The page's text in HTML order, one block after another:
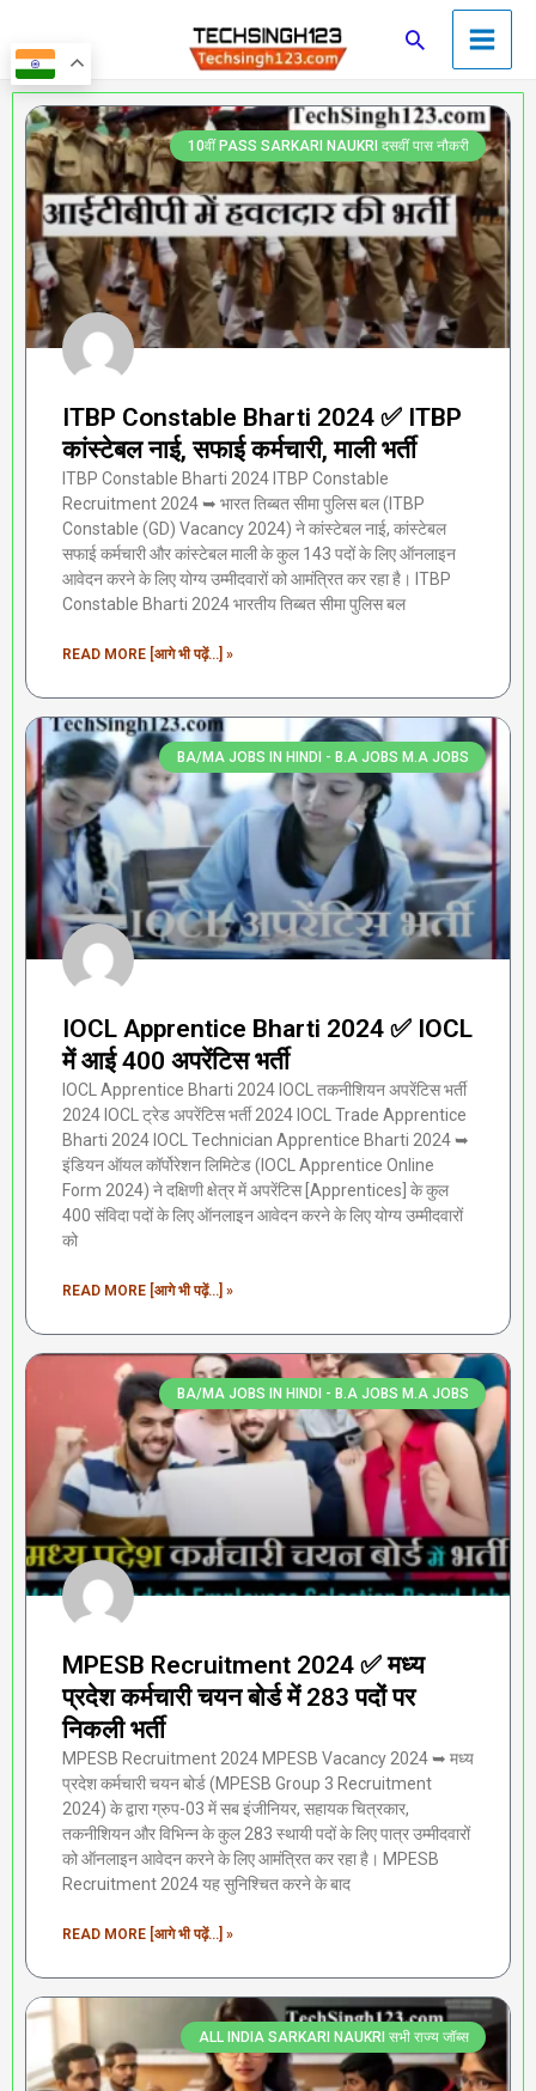
to
content
SearchMain
Menu
10वीं PASS SARKARI NAUKRI दसवीं पास नौकरी
ITBP Constable Bharti 2024 ✅ ITBP
कांस्टेबल नाई, सफाई कर्मचारी, माली भर्ती
ITBP Constable Bharti 2024 ITBP Constable
Recruitment 2024 ➥ भारत तिब्बत सीमा पुलिस बल (ITBP
Constable (GD) Vacancy 2024) ने कांस्टेबल नाई, कांस्टेबल
सफाई कर्मचारी और कांस्टेबल माली के कुल 143 पदों के लिए ऑनलाइन
आवेदन करने के लिए योग्य उम्मीदवारों को आमंत्रित कर रहा है। ITBP
Constable Bharti 2024 भारतीय तिब्बत सीमा पुलिस बल
READ MORE [आगे भी पढ़ें...] »
BA/MA JOBS IN HINDI - B.A JOBS M.A JOBS
IOCL Apprentice Bharti 2024 ✅ IOCL
में आई 400 अपरेंटिस भर्ती
IOCL Apprentice Bharti 2024 IOCL तकनीशियन अपरेंटिस भर्ती
2024 IOCL ट्रेड अपरेंटिस भर्ती 2024 IOCL Trade Apprentice
Bharti 2024 IOCL Technician Apprentice Bharti 2024 ➥
इंडियन ऑयल कॉर्पोरेशन लिमिटेड (IOCL Apprentice Online
Form 2024) ने दक्षिणी क्षेत्र में अपरेंटिस [Apprentices] के कुल
400 संविदा पदों के लिए ऑनलाइन आवेदन करने के लिए योग्य उम्मीदवारों
को
READ MORE [आगे भी पढ़ें...] »
BA/MA JOBS IN HINDI - B.A JOBS M.A JOBS
MPESB Recruitment 2024 ✅ मध्य
प्रदेश कर्मचारी चयन बोर्ड में 283 पदों पर
निकली भर्ती
MPESB Recruitment 2024 MPESB Vacancy 2024 ➥ मध्य
प्रदेश कर्मचारी चयन बोर्ड (MPESB Group 3 Recruitment
2024) के द्वारा ग्रुप-03 में सब इंजीनियर, सहायक चित्रकार,
तकनीशियन और विभिन्न के कुल 283 स्थायी पदों के लिए पात्र उम्मीदवारों
को ऑनलाइन आवेदन करने के लिए आमंत्रित कर रहा है। MPESB
Recruitment 2024 यह सुनिश्चित करने के बाद
READ MORE [आगे भी पढ़ें...] »
ALL INDIA SARKARI NAUKRI सभी राज्य जॉब्स
PagePagePagePagePage